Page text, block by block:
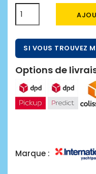
SI VOUS TROUVEZ
Options de
Marque :